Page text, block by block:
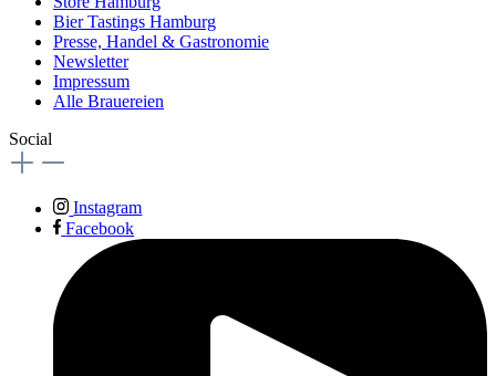
Bier Tastings Hamburg
Presse, Handel & Gastronomie
Newsletter
Impressum
Alle Brauereien
Social
Instagram
Facebook